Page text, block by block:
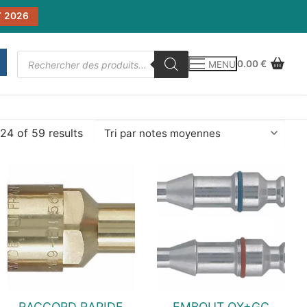
2026
Recherche
de
produits
MENU0.00€
of 59 results